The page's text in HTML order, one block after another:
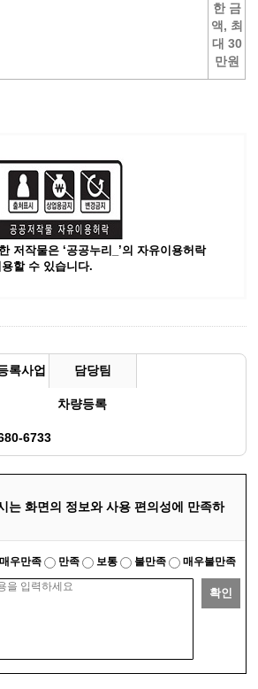
한 금
액, 최
대 30
만원
저작물은 ‘공공누리_’의 자유이용허락
할 수 있습니다.
록사업
담당팀
차량등록
6733
는 화면의 정보와 사용 편의성에 만족하
매우만족 만족 보통 불만족 매우불만족
확인